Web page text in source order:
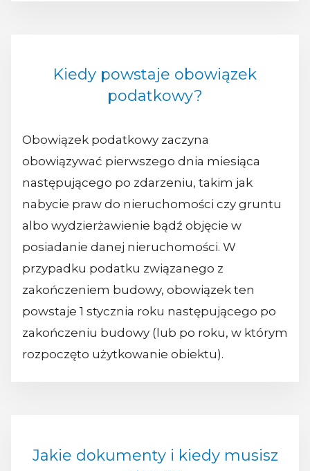
Kiedy powstaje obowiązek
podatkowy?
Obowiązek podatkowy zaczyna
obowiązywać pierwszego dnia miesiąca
następującego po zdarzeniu, takim jak
nabycie praw do nieruchomości czy gruntu
albo wydzierżawienie bądź objęcie w
posiadanie danej nieruchomości. W
przypadku podatku związanego z
zakończeniem budowy, obowiązek ten
powstaje 1 stycznia roku następującego po
zakończeniu budowy (lub po roku, w którym
rozpoczęto użytkowanie obiektu).
Jakie dokumenty i kiedy musisz